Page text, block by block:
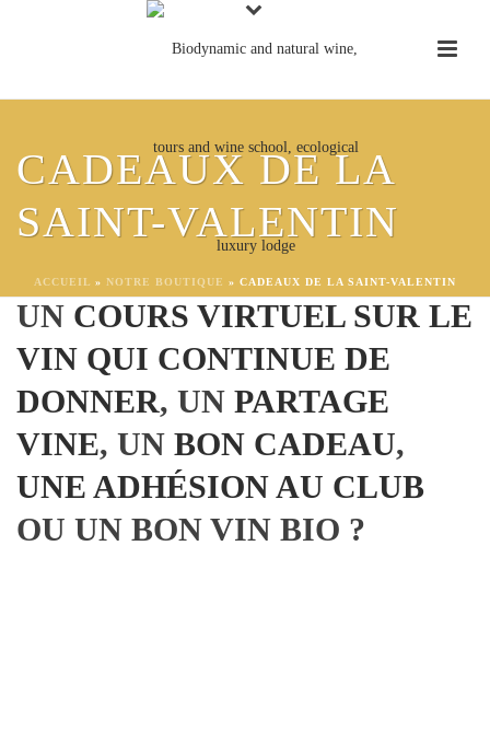
CADEAUX DE LA
SAINT-VALENTIN
ACCUEIL » NOTRE BOUTIQUE » CADEAUX DE LA SAINT-VALENTIN
SAINT-VALENTIN :
QU’AIMERIEZ-VOUS
LE PLUS ?
UN COURS VIRTUEL SUR LE
VIN QUI CONTINUE DE
DONNER, UN PARTAGE
VINE, UN BON CADEAU,
UNE ADHÉSION AU CLUB
OU UN BON VIN BIO ?